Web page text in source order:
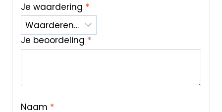
Je waardering *
Je beoordeling *
Naam *